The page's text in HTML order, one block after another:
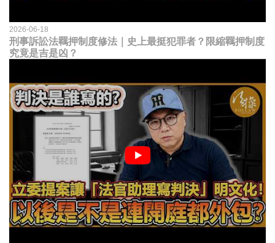
2026-06-18
刑事訴訟法羈押制度修法｜史上最挺犯罪者？限縮羈押制度
究竟是吉是凶？